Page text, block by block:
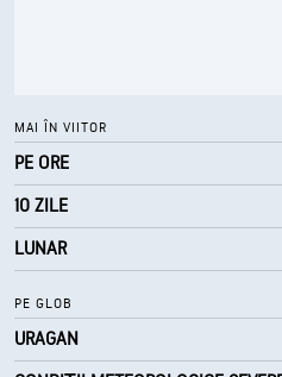
MAI ÎN VIITOR
PE ORE
10 ZILE
LUNAR
PE GLOB
URAGAN